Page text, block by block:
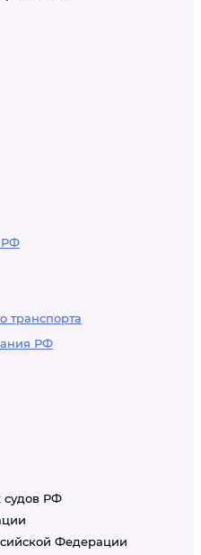
РФ
транспорта
РФ
судов РФ
Федерации